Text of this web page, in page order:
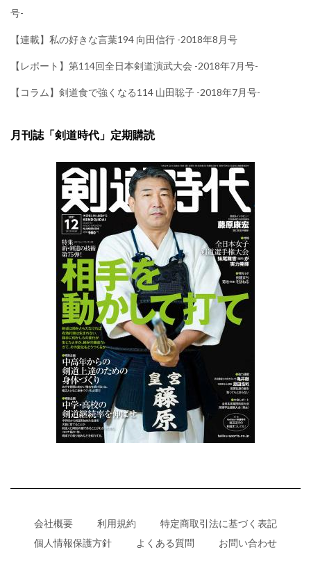
号-
【連載】私の好きな言葉194 向田信行 -2018年8月号
【レポート】第114回全日本剣道演武大会 -2018年7月号-
【コラム】剣道食で強くなる114 山田聡子 -2018年7月号-
月刊誌「剣道時代」定期購読
会社概要 利用規約
特定商取引法に基づく表記
個人情報保護方針
よくある質問 お問い合わせ